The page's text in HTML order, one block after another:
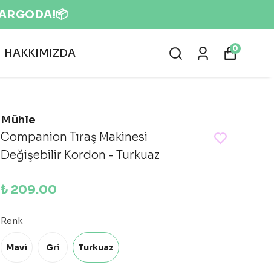
HAKKIMIZDA 0
Mühle
Companion Tıraş Makinesi
Değişebilir Kordon - Turkuaz
₺ 209.00
Renk
Mavi Gri Turkuaz